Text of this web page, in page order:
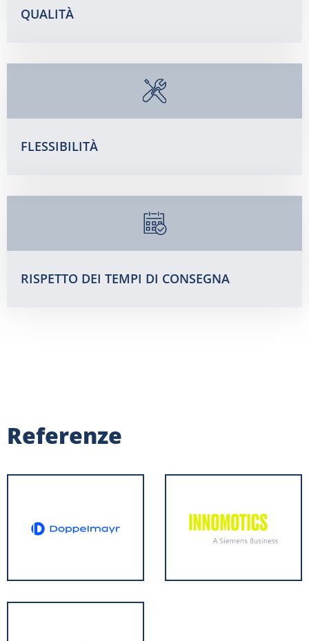
QUALITÀ
FLESSIBILITÀ
RISPETTO DEI TEMPI DI CONSEGNA
Referenze